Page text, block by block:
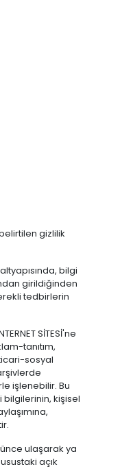
gizlilik
bilgi
girildiğinden
tedbirlerin
SİTESİ'ne
tanıtım,
sosyal
işlenebilir. Bu
kişisel
ulaşarak ya
açık